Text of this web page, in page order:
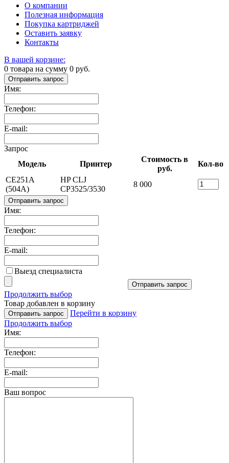
О компании
Полезная информация
Покупка картриджей
Оставить заявку
Контакты
В вашей корзине:
0 товара на сумму 0 руб.
Отправить запрос
Имя:
Телефон:
E-mail:
Запрос
Модель
Принтер
Стоимость в
руб.
Кол-во
CE251A
(504A)
HP CLJ
CP3525/3530
8 000
Отправить запрос
Имя:
Телефон:
E-mail:
Выезд специалиста
Отправить запрос
Продолжить выбор
Товар добавлен в корзину
Отправить запрос
Перейти в корзину
Продолжить выбор
Имя:
Телефон:
E-mail:
Ваш вопрос